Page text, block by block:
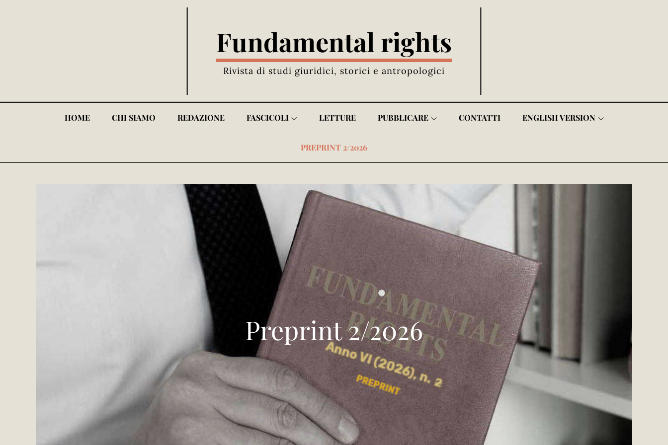
Fundamental rights
Rivista di studi giuridici, storici e antropologici
HOME CHI SIAMO REDAZIONE FASCICOLI LETTURE PUBBLICARE CONTATTI ENGLISH VERSION
PREPRINT 2/2026
Preprint 2/2026